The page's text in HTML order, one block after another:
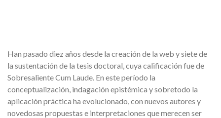
Han pasado diez años desde la creación de la web y siete de
la sustentación de la tesis doctoral, cuya calificación fue de
Sobresaliente Cum Laude. En este período la
conceptualización, indagación epistémica y sobretodo la
aplicación práctica ha evolucionado, con nuevos autores y
novedosas propuestas e interpretaciones que merecen ser